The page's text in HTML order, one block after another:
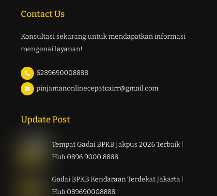
Contact Us
Konsultasi sekarang untuk mendapatkan informasi
mengenai layanan!
6289690008888
pinjamanonlinecepatcairr@gmail.com
Update Post
Tempat Gadai BPKB Jakpus 2026 Terbaik |
Hub 0896 9000 8888
Gadai BPKB Kendaraan Terdekat Jakarta |
Hub 089690008888